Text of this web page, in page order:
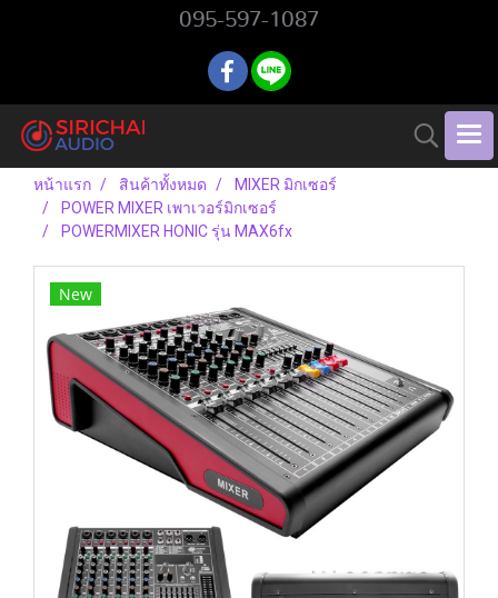
095-597-1087
หน้าแรก สินค้าทั้งหมด
MIXER มิกเซอร์
POWER MIXER เพาเวอร์มิกเซอร์
POWERMIXER HONIC รุ่น MAX6fx
New